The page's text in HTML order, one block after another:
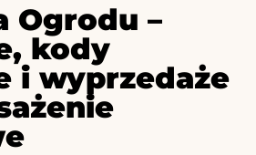
Ogrodu –
kody
i wyprzedaże